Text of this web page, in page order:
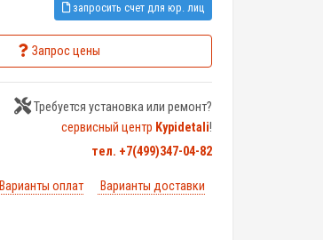
запросить счет для юр. лиц
Запрос цены
Требуется установка или ремонт?
сервисный центр Kypidetali!
тел. +7(499)347-04-82
Варианты оплат Варианты доставки